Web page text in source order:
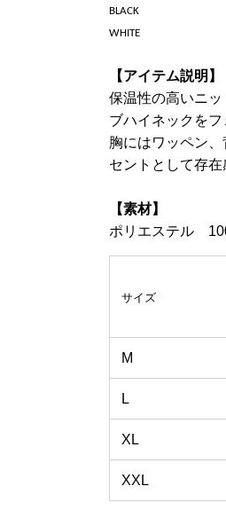
BLACK
WHITE
【アイテム説明】
保温性の高いニッ
ブハイネックをフ
胸にはワッペン
セントとして存在
【素材】
ポリエステル
サイズ
M
L
XL
XXL